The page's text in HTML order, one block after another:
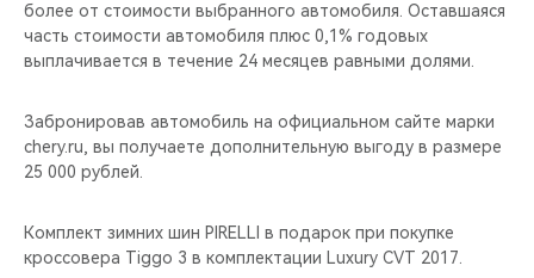
более от стоимости выбранного автомобиля. Оставшаяся
часть стоимости автомобиля плюс 0,1% годовых
выплачивается в течение 24 месяцев равными долями.
Забронировав автомобиль на официальном сайте марки
chery.ru, вы получаете дополнительную выгоду в размере
25 000 рублей.
Комплект зимних шин PIRELLI в подарок при покупке
кроссовера Tiggo 3 в комплектации Luxury CVT 2017.